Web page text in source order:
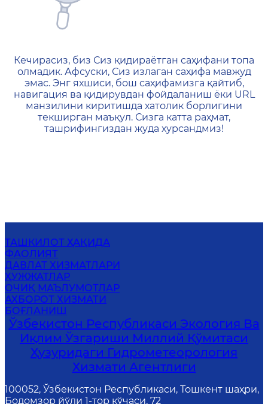
404 — Страница не
Кечирасиз, биз Сиз қидираётган саҳифани топа
олмадик. Афсуски, Сиз излаган саҳифа мавжуд
эмас. Энг яхшиси, бош саҳифамизга қайтиб,
навигация ва қидирувдан фойдаланиш ёки URL
манзилини киритишда хатолик борлигини
текширган маъқул. Сизга катта раҳмат,
ташрифингиздан жуда хурсандмиз!
ТАШКИЛОТ ҲАҚИДА
ФАОЛИЯТ
ДАВЛАТ ХИЗМАТЛАРИ
ҲУЖЖАТЛАР
ОЧИҚ МАЪЛУМОТЛАР
АХБОРОТ ХИЗМАТИ
БОҒЛАНИШ
Ўзбекистон Республикаси Экология Ва
Иқлим Ўзгариши Миллий Қўмитаси
Ҳузуридаги Гидрометеорология
Хизмати Агентлиги
100052, Ўзбекистон Республикаси, Тошкент шаҳри,
Бодомзор йўли 1-тор кўчаси, 72